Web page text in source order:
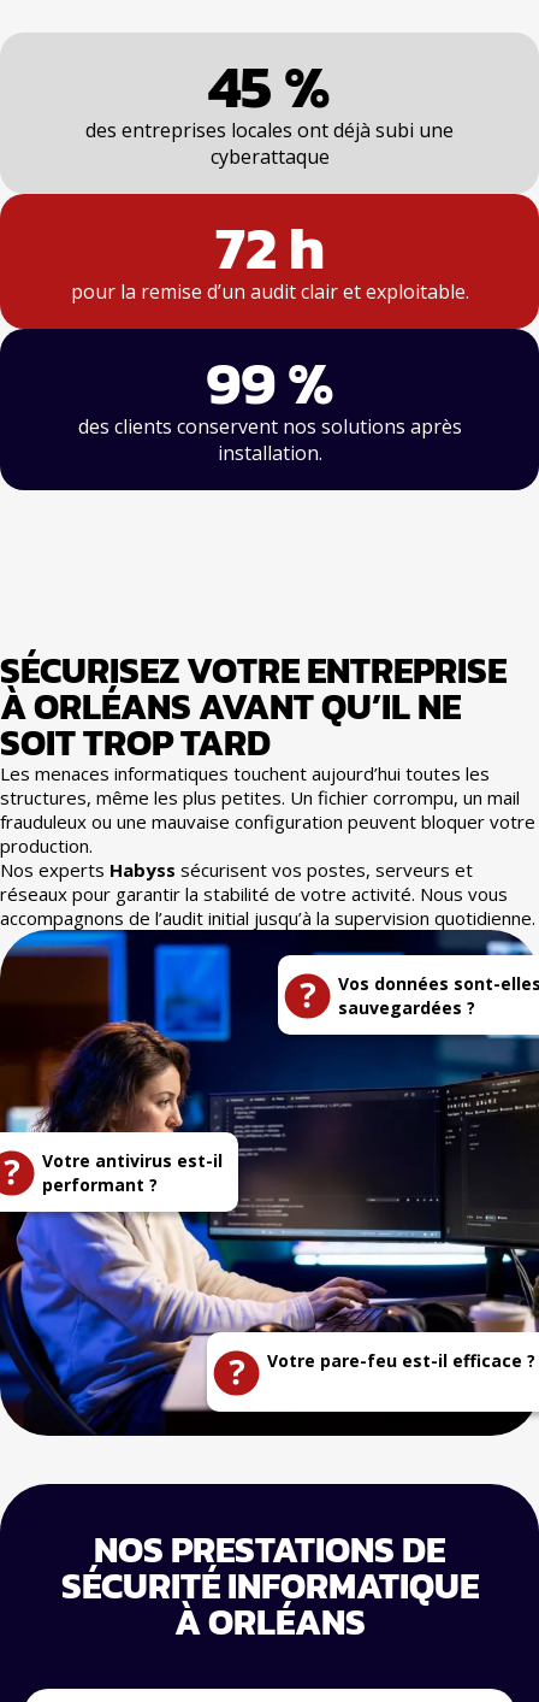
45 %
des entreprises locales ont déjà subi une
cyberattaque
72 h
pour la remise d’un audit clair et exploitable.
99 %
des clients conservent nos solutions après
installation.
SÉCURISEZ VOTRE ENTREPRISE
À ORLÉANS AVANT QU’IL NE
SOIT TROP TARD
Les menaces informatiques touchent aujourd’hui toutes les
structures, même les plus petites. Un fichier corrompu, un mail
frauduleux ou une mauvaise configuration peuvent bloquer votre
production.
Nos experts Habyss sécurisent vos postes, serveurs et
réseaux pour garantir la stabilité de votre activité. Nous vous
accompagnons de l’audit initial jusqu’à la supervision quotidienne.
Votre antivirus est-il
performant ?
Votre pare-feu est-il efficace ?
Vos données sont-
sauvegardées ?
NOS PRESTATIONS DE
SÉCURITÉ INFORMATIQUE
À ORLÉANS